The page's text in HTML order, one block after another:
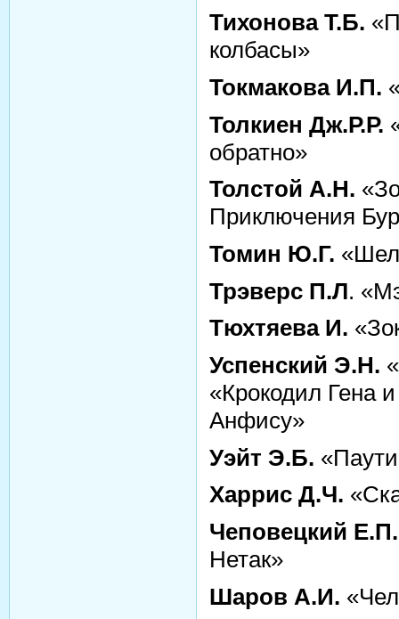
Тихонова Т.Б.
колбасы»
Токмакова И.П.
Толкиен Дж.Р.Р.
обратно»
Толстой А.Н.
Приключения
Томин Ю.Г. «Шел
Трэверс П.Л.
Тюхтяева И.
Успенский Э.Н.
«Крокодил Гена
Анфису»
Уэйт Э.Б.
Харрис Д.Ч.
Чеповецкий Е.П.
Нетак»
Шаров А.И.